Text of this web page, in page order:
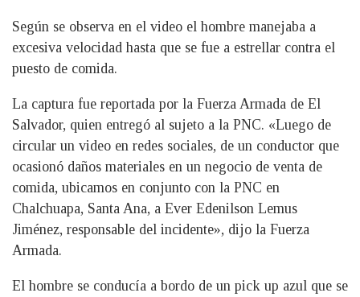
Según se observa en el video el hombre manejaba a
excesiva velocidad hasta que se fue a estrellar contra el
puesto de comida.
La captura fue reportada por la Fuerza Armada de El
Salvador, quien entregó al sujeto a la PNC. «Luego de
circular un video en redes sociales, de un conductor que
ocasionó daños materiales en un negocio de venta de
comida, ubicamos en conjunto con la PNC en
Chalchuapa, Santa Ana, a Ever Edenilson Lemus
Jiménez, responsable del incidente», dijo la Fuerza
Armada.
El hombre se conducía a bordo de un pick up azul que se